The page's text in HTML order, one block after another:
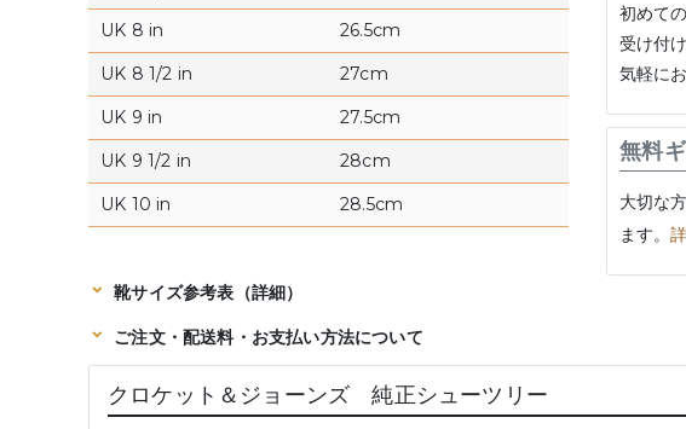
UK 8 in
26.5cm
UK 8 1/2 in
27cm
UK 9 in
27.5cm
UK 9 1/2 in
28cm
UK 10 in
28.5cm
初めて
受け付
気軽に
無料
大切な
ます。
靴サイズ参考表（詳細）
ご注文・配送料・お支払い方法について
クロケット＆ジョーンズ 純正シューツリー